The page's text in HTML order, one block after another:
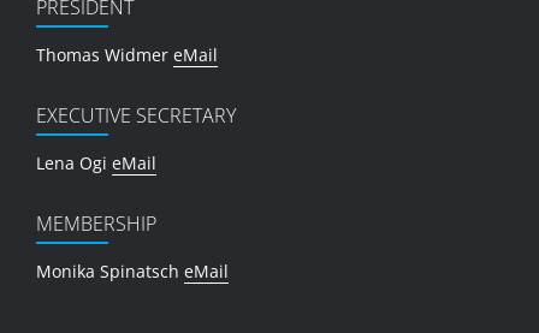
PRESIDENT
Thomas Widmer eMail
EXECUTIVE SECRETARY
Lena Ogi eMail
MEMBERSHIP
Monika Spinatsch eMail